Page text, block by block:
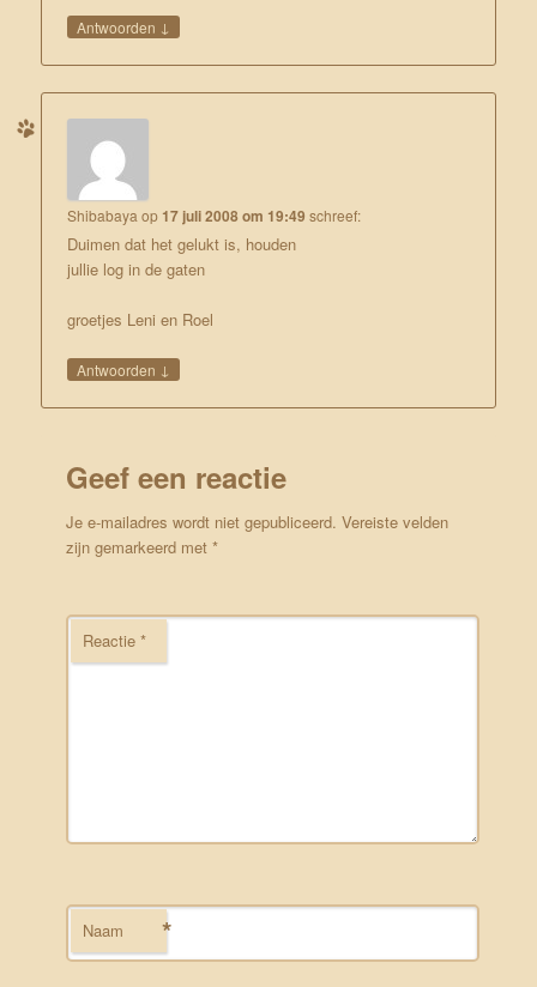
Antwoorden ↓
Shibabaya op 17 juli 2008 om 19:49 schreef:
Duimen dat het gelukt is, houden
jullie log in de gaten
groetjes Leni en Roel
Antwoorden ↓
Geef een reactie
Je e-mailadres wordt niet gepubliceerd. Vereiste velden
zijn gemarkeerd met*
Reactie*
Naam *